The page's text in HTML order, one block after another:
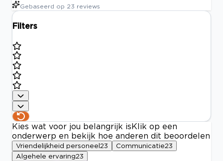
Gebaseerd op 23 reviews
Filters
Kies wat voor jou belangrijk is Klik op een
onderwerp en bekijk hoe anderen dit beoordelen
Vriendelijkheid personeel 23 Communicatie23
Algehele ervaring23